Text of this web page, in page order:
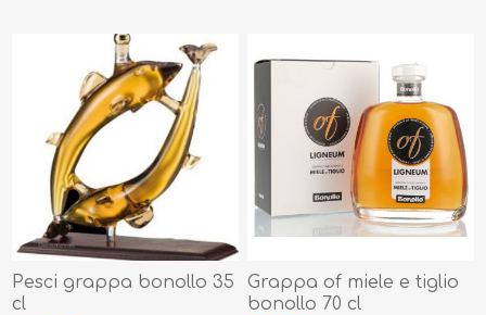
Pesci grappa bonollo 35
cl
Grappa of miele e tiglio
bonollo 70 cl